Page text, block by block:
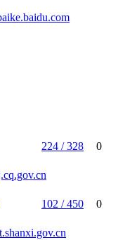
224 / 328 0
102 / 450 0